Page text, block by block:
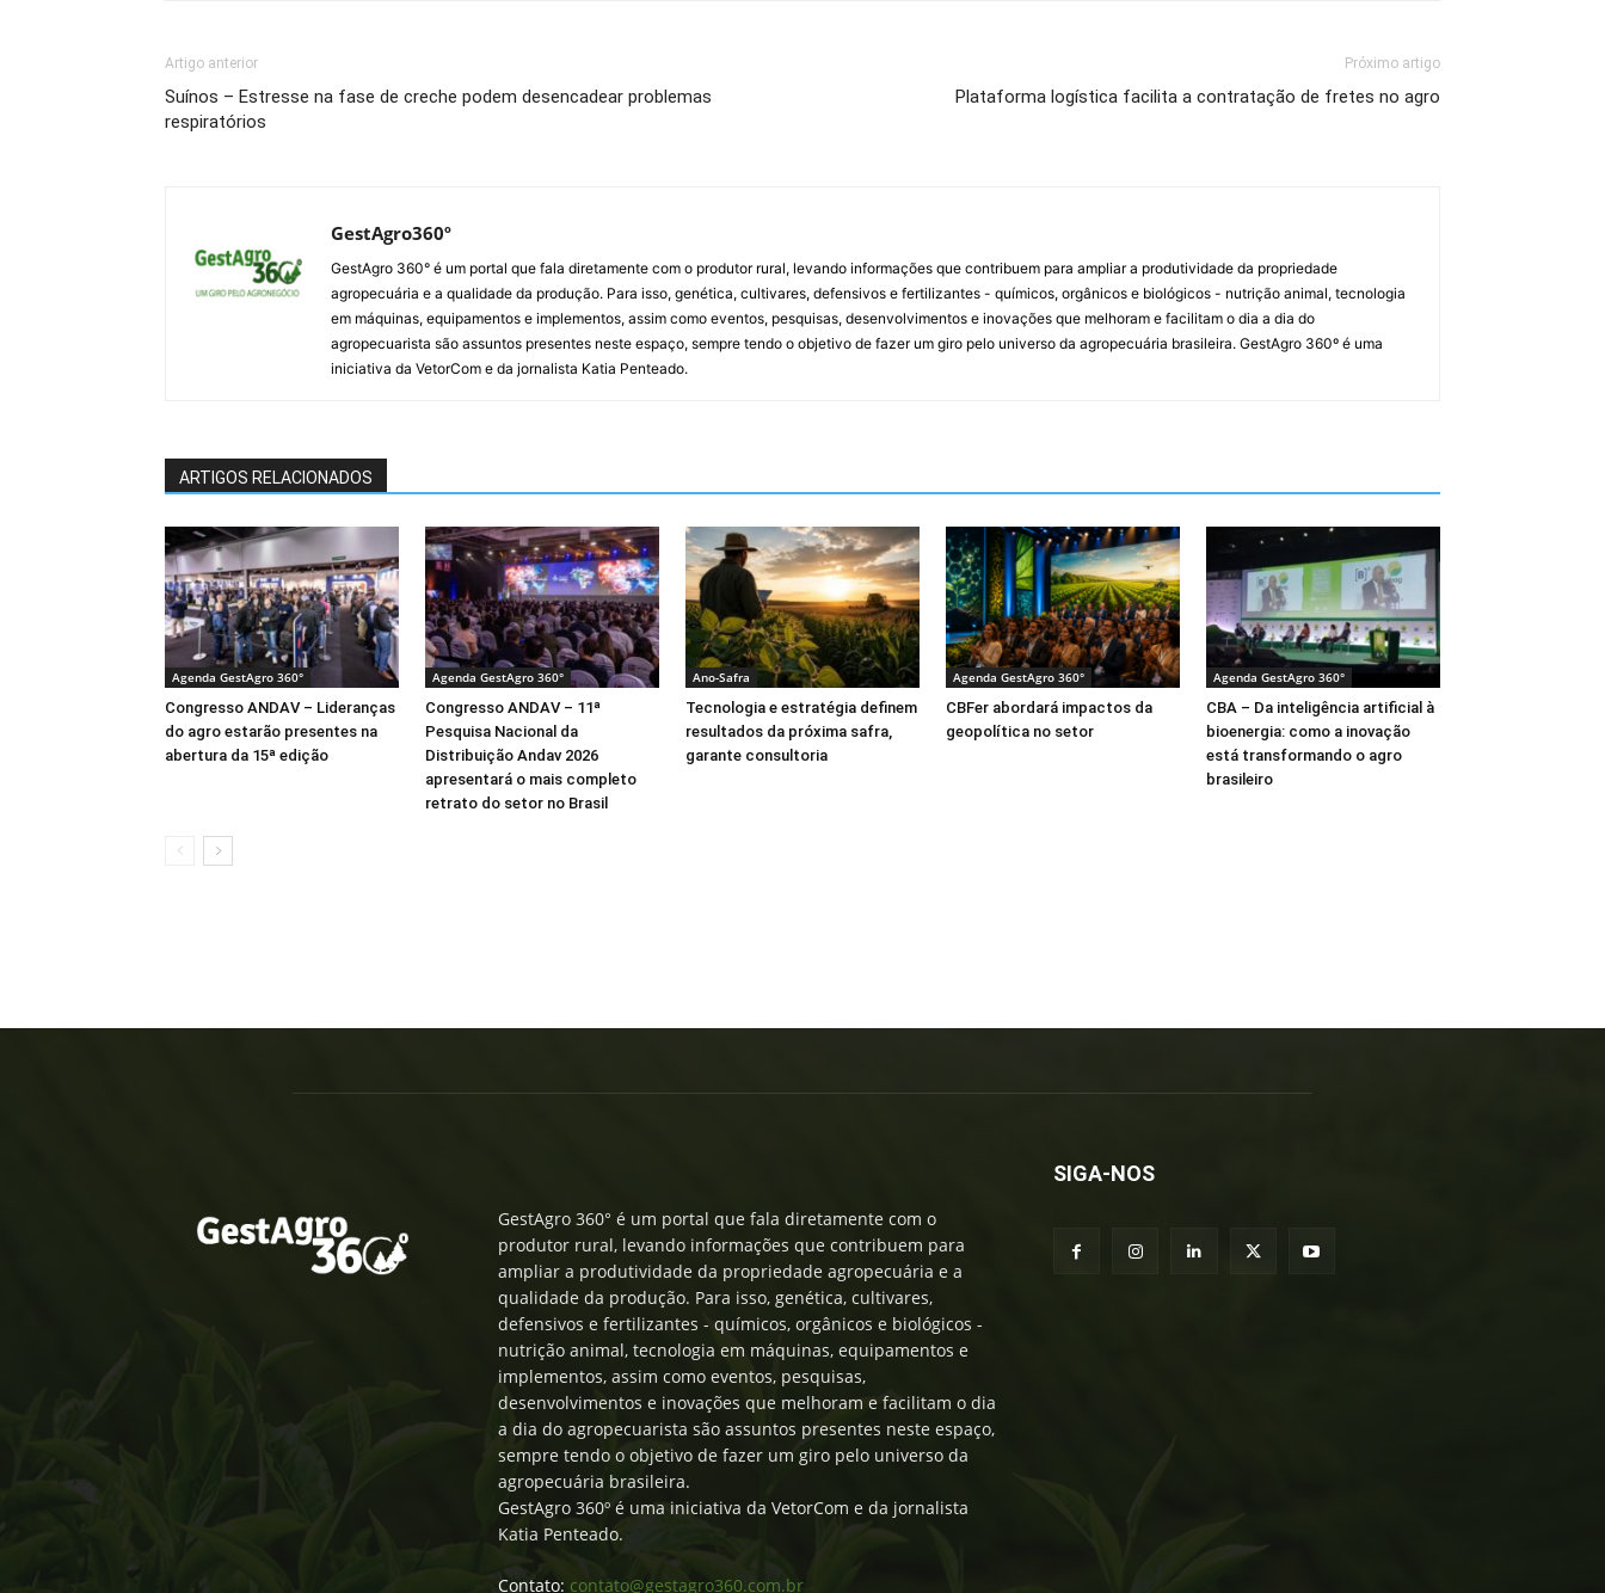
Artigo anterior
Suínos – Estresse na fase de creche podem desencadear problemas
respiratórios
Próximo artigo
Plataforma logística facilita a contratação de fretes no agro
GestAgro360º
GestAgro 360° é um portal que fala diretamente com o produtor rural, levando informações que contribuem para ampliar a produtividade da propriedade
agropecuária e a qualidade da produção. Para isso, genética, cultivares, defensivos e fertilizantes - químicos, orgânicos e biológicos - nutrição animal, tecnologia
em máquinas, equipamentos e implementos, assim como eventos, pesquisas, desenvolvimentos e inovações que melhoram e facilitam o dia a dia do
agropecuarista são assuntos presentes neste espaço, sempre tendo o objetivo de fazer um giro pelo universo da agropecuária brasileira. GestAgro 360º é uma
iniciativa da VetorCom e da jornalista Katia Penteado.
ARTIGOS RELACIONADOS
Agenda GestAgro 360°
Congresso ANDAV – Lideranças
do agro estarão presentes na
abertura da 15ª edição
Agenda GestAgro 360°
Congresso ANDAV – 11ª
Pesquisa Nacional da
Distribuição Andav 2026
apresentará o mais completo
retrato do setor no Brasil
Ano-Safra
Tecnologia e estratégia definem
resultados da próxima safra,
garante consultoria
Agenda GestAgro 360°
CBFer abordará impactos da
geopolítica no setor
Agenda GestAgro 360°
CBA – Da inteligência artificial à
bioenergia: como a inovação
está transformando o agro
brasileiro
GestAgro 360° é um portal que fala diretamente com o
produtor rural, levando informações que contribuem para
ampliar a produtividade da propriedade agropecuária e a
qualidade da produção. Para isso, genética, cultivares,
defensivos e fertilizantes - químicos, orgânicos e biológicos -
nutrição animal, tecnologia em máquinas, equipamentos e
implementos, assim como eventos, pesquisas,
desenvolvimentos e inovações que melhoram e facilitam o dia
a dia do agropecuarista são assuntos presentes neste espaço,
sempre tendo o objetivo de fazer um giro pelo universo da
agropecuária brasileira.
GestAgro 360º é uma iniciativa da VetorCom e da jornalista
Katia Penteado.
Contato: contato@gestagro360.com.br
SIGA-NOS